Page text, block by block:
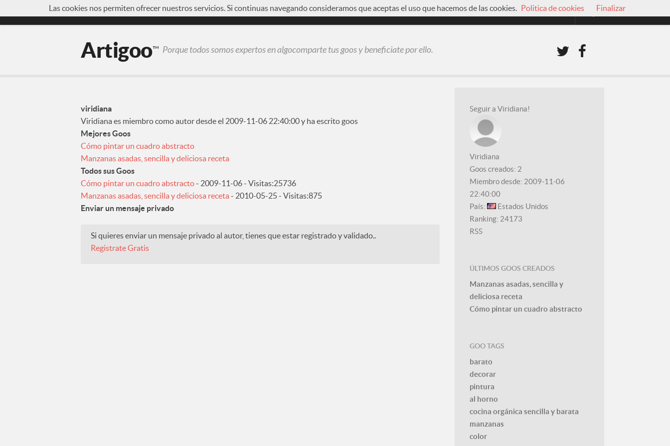
¿QUÉ ES ARTIGOO? FORO INICIAR SESIÓN REGÍSTRATE
Artigoo™ Porque todos somos expertos en algocomparte tus goos y beneficiate por ello.
viridiana
Viridiana es miembro como autor desde el 2009-11-06 22:40:00 y ha escrito goos
Mejores Goos
Cómo pintar un cuadro abstracto
Manzanas asadas, sencilla y deliciosa receta
Todos sus Goos
Cómo pintar un cuadro abstracto- 2009-11-06 - Visitas:25736
Manzanas asadas, sencilla y deliciosa receta - 2010-05-25 - Visitas:875
Enviar un mensaje privado
Si quieres enviar un mensaje privado al autor, tienes que estar registrado y validado..
Registrate Gratis
Seguir a Viridiana!
Viridiana
Goos creados: 2
Miembro desde: 2009-11-06
22:40:00
País:
Estados Unidos
Ranking: 24173
RSS
ÚLTIMOS GOOS CREADOS
Manzanas asadas, sencilla y
deliciosa receta
Cómo pintar un cuadro abstracto
GOO TAGS
barato
decorar
pintura
al horno
cocina orgánica sencilla y barata
manzanas
color
Las cookies nos permiten ofrecer nuestros servicios. Si continuas navegando consideramos que aceptas el uso que hacemos de las cookies. Politica de cookies Finalizar